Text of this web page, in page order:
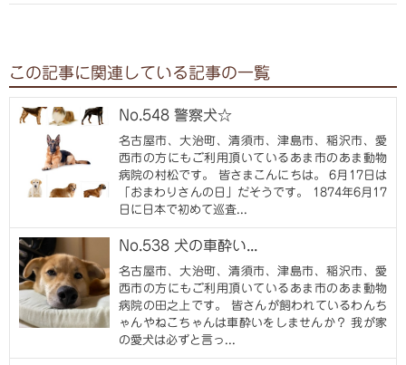
この記事に関連している記事の一覧
No.548 警察犬☆
名古屋市、大治町、清須市、津島市、稲沢市、愛
西市の方にもご利用頂いているあま市のあま動物
病院の村松です。 皆さまこんにちは。 6月17日は
「おまわりさんの日」だそうです。 1874年6月17
日に日本で初めて巡査...
No.538 犬の車酔い...
名古屋市、大治町、清須市、津島市、稲沢市、愛
西市の方にもご利用頂いているあま市のあま動物
病院の田之上です。 皆さんが飼われているわんち
ゃんやねこちゃんは車酔いをしませんか？ 我が家
の愛犬は必ずと言っ...